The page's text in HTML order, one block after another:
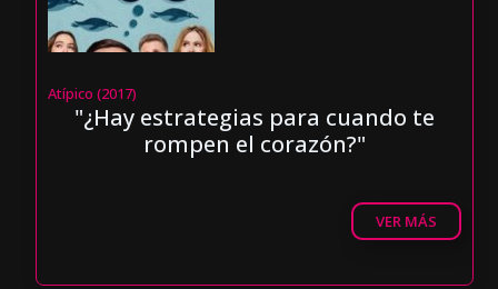
Atípico (2017)
"¿Hay estrategias para cuando te
rompen el corazón?"
VER MÁS